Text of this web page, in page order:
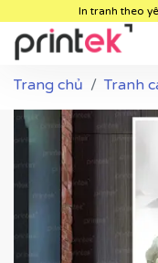
In tranh theo
Trang chủ Tranh